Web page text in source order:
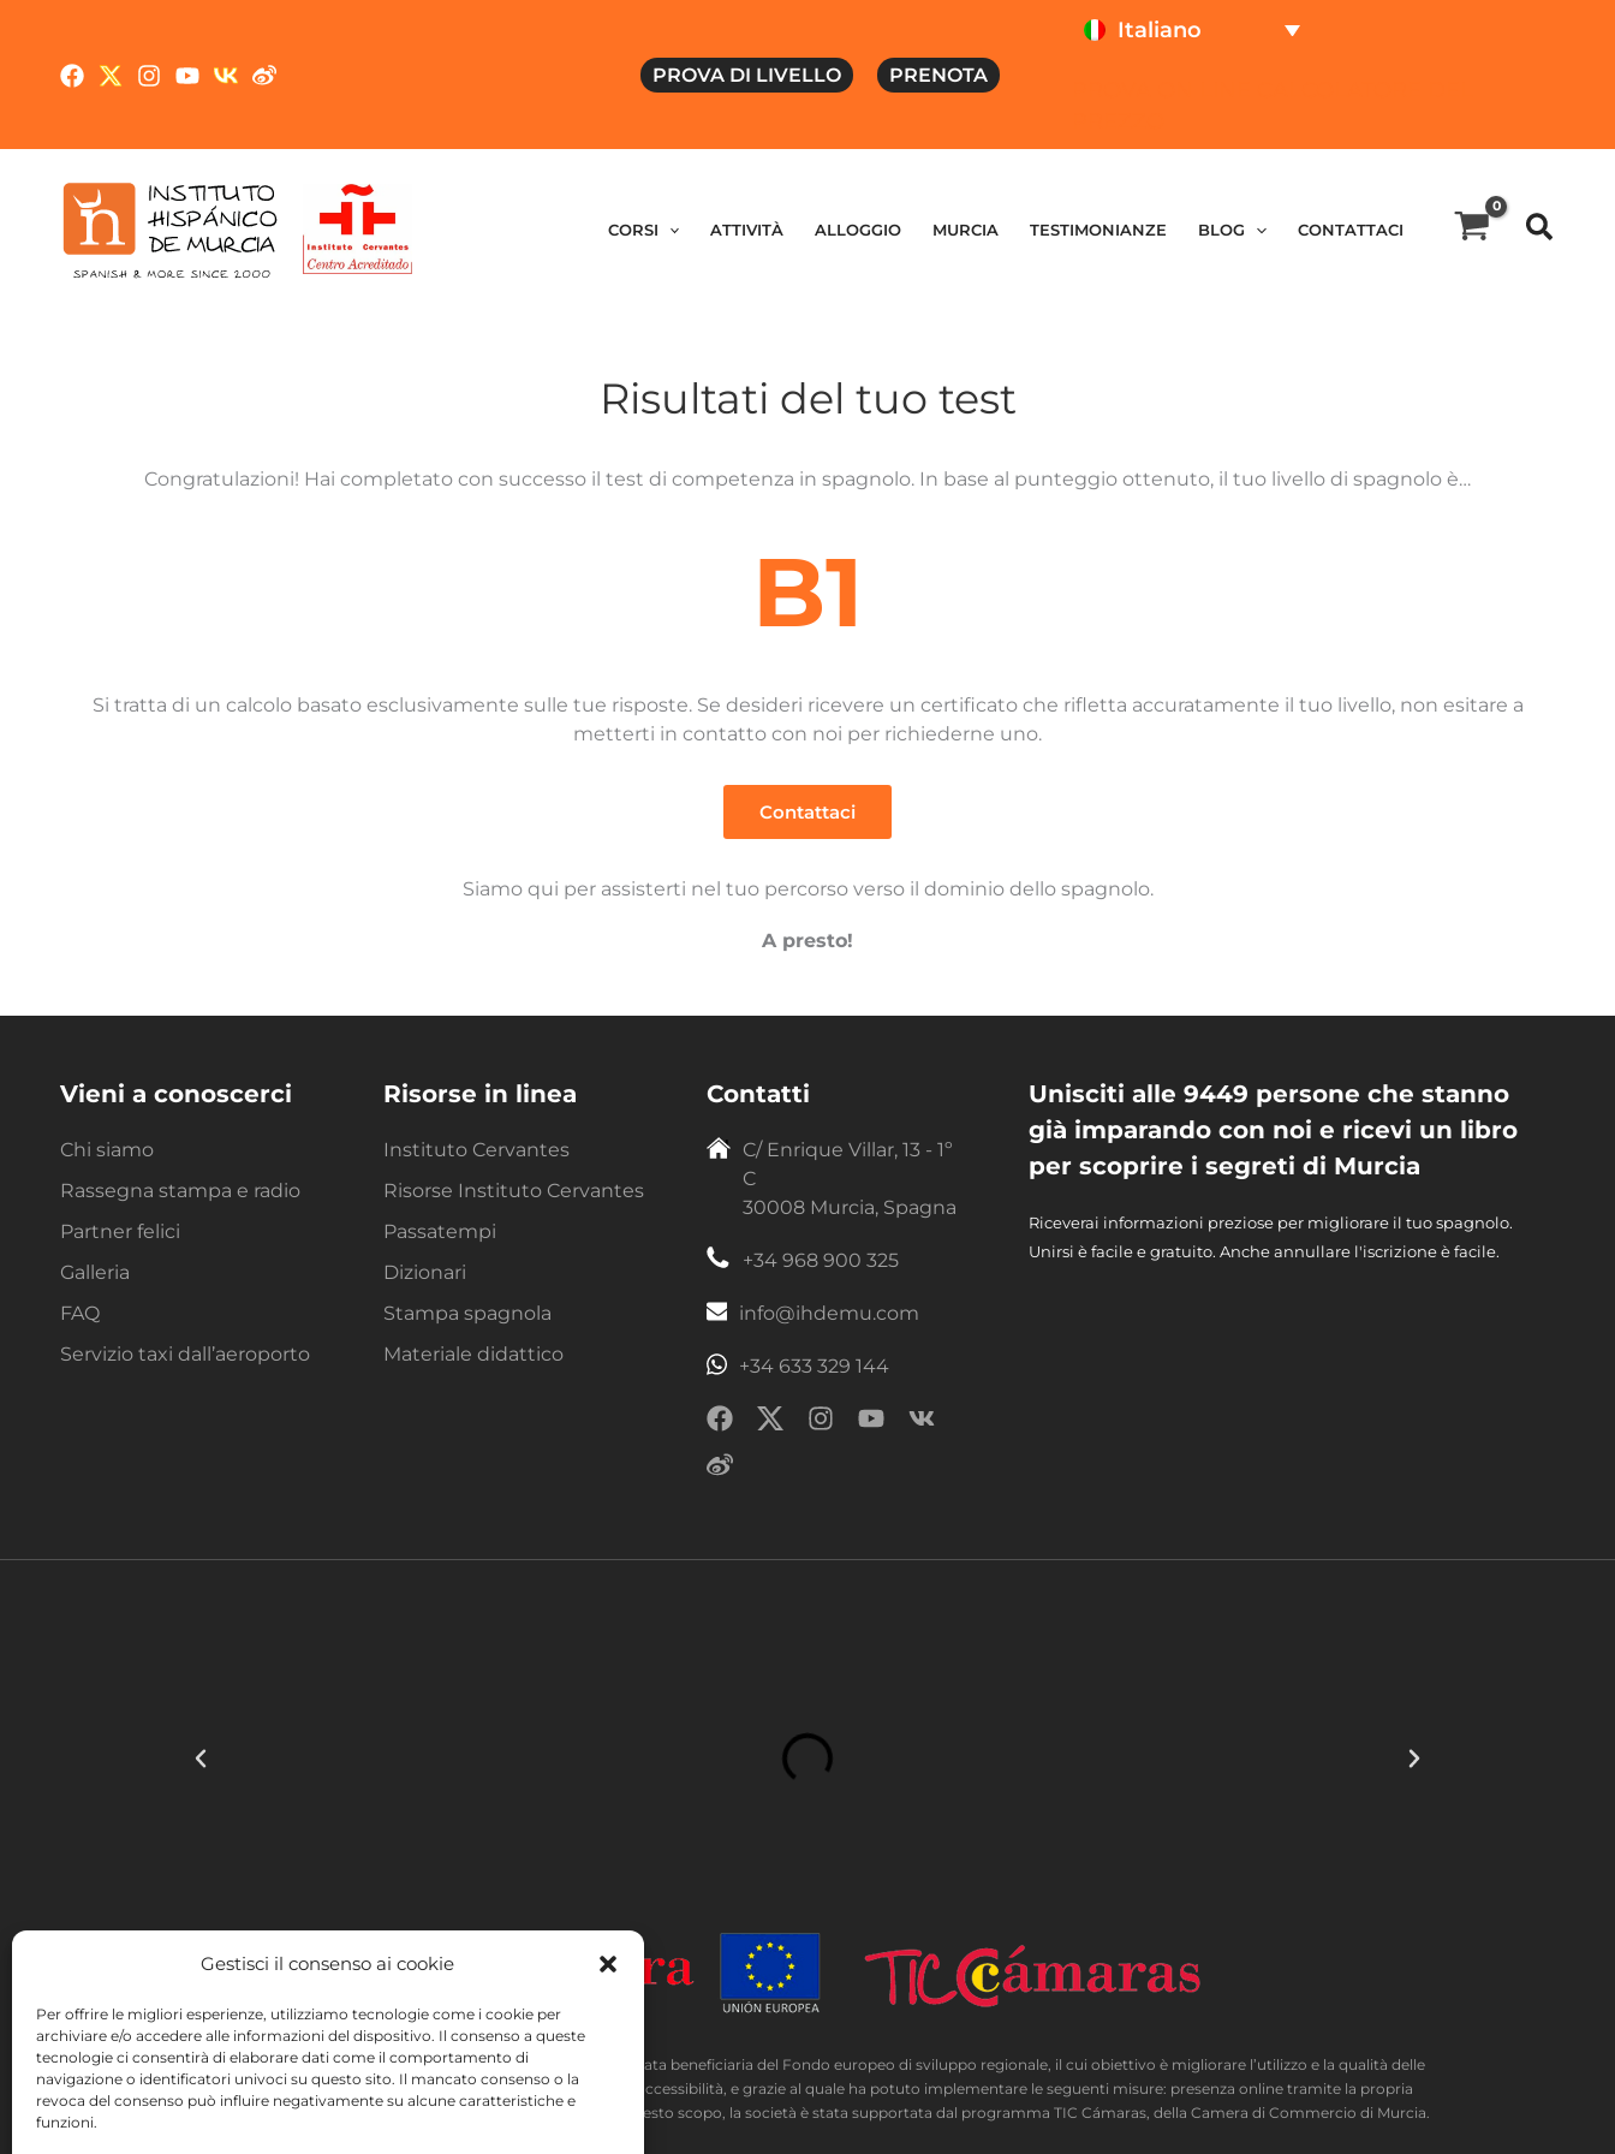
Gestisci il consenso ai cookie
Per offrire le migliori esperienze, utilizziamo tecnologie come i cookie per
archiviare e/o accedere alle informazioni del dispositivo. Il consenso a queste
tecnologie ci consentirà di elaborare dati come il comportamento di
navigazione o identificatori univoci su questo sito. Il mancato consenso o la
revoca del consenso può influire negativamente su alcune caratteristiche e
funzioni.
contenuto
PROVA DI LIVELLO PRENOTA
Italiano
CORSI ATTIVITÀ ALLOGGIO MURCIA TESTIMONIANZE BLOG CONTATTACI
Risultati del tuo test
Congratulazioni! Hai completato con successo il test di competenza in spagnolo. In base al punteggio ottenuto, il tuo livello di spagnolo è…
B1
Si tratta di un calcolo basato esclusivamente sulle tue risposte. Se desideri ricevere un certificato che rifletta accuratamente il tuo livello, non esitare a
metterti in contatto con noi per richiederne uno.
Contattaci
Siamo qui per assisterti nel tuo percorso verso il dominio dello spagnolo.
A presto!
Vieni a conoscerci
Chi siamo
Rassegna stampa e radio
Partner felici
Galleria
FAQ
Servizio taxi dall’aeroporto
Risorse in linea
Instituto Cervantes
Risorse Instituto Cervantes
Passatempi
Dizionari
Stampa spagnola
Materiale didattico
Contatti
C/ Enrique Villar, 13 - 1º
C
30008 Murcia, Spagna
+34 968 900 325
info@ihdemu.com
+34 633 329 144
Unisciti alle 9449 persone che stanno
già imparando con noi e ricevi un libro
per scoprire i segreti di Murcia
Riceverai informazioni preziose per migliorare il tuo spagnolo.
Unirsi è facile e gratuito. Anche annullare l'iscrizione è facile.
INSTITUTO HISPANICO DE MURCIA, SOCIEDAD LIMITADA è stata beneficiaria del Fondo europeo di sviluppo regionale, il cui obiettivo è migliorare l’utilizzo e la qualità delle
tecnologie dell’informazione e della comunicazione e la loro accessibilità, e grazie al quale ha potuto implementare le seguenti misure: presenza online tramite la propria
pagina web. Tale misura è stata attuata nel corso del 2020. A questo scopo, la società è stata supportata dal programma TIC Cámaras, della Camera di Commercio di Murcia.